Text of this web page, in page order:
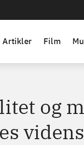
Artikler Film
og